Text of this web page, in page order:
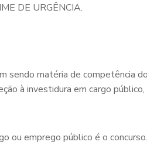
DE URGÊNCIA.
sendo matéria de competência
à investidura em cargo
ou emprego público é o